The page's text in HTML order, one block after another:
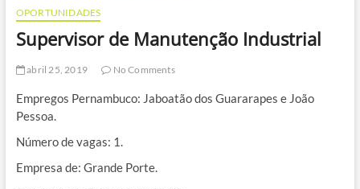
OPORTUNIDADES
Supervisor de Manutenção Industrial
abril 25, 2019 No Comments
Empregos Pernambuco: Jaboatão dos Guararapes e João
Pessoa.
Número de vagas: 1.
Empresa de: Grande Porte.